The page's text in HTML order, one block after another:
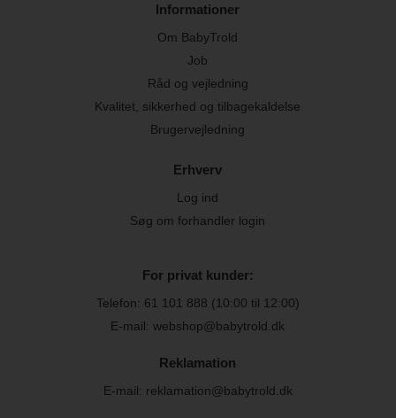
Informationer
Om BabyTrold
Job
Råd og vejledning
Kvalitet, sikkerhed og tilbagekaldelse
Brugervejledning
Erhverv
Log ind
Søg om forhandler login
For privat kunder:
Telefon: 61 101 888 (10:00 til 12:00)
E-mail: webshop@babytrold.dk
Reklamation
E-mail: reklamation@babytrold.dk